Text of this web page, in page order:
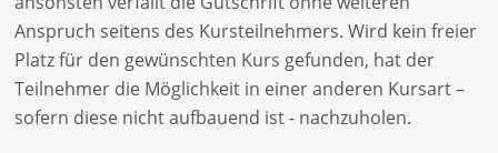
Anspruch seitens des Kursteilnehmers. Wird kein freier
Platz für den gewünschten Kurs gefunden, hat der
Teilnehmer die Möglichkeit in einer anderen Kursart –
sofern diese nicht aufbauend ist - nachzuholen.